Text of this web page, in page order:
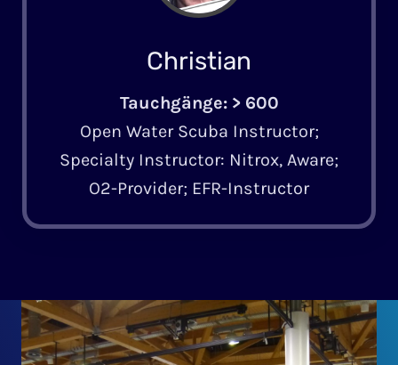
Christian
Tauchgänge: > 600
Open Water Scuba Instructor;
Specialty Instructor: Nitrox, Aware;
O2-Provider; EFR-Instructor